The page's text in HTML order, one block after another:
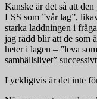
Kanske är det så att
LSS som ”vår lag”,
starka laddningen i
jag rädd blir att de som
heter i lagen – ”leva
samhällslivet”
Lyckligtvis är det inte